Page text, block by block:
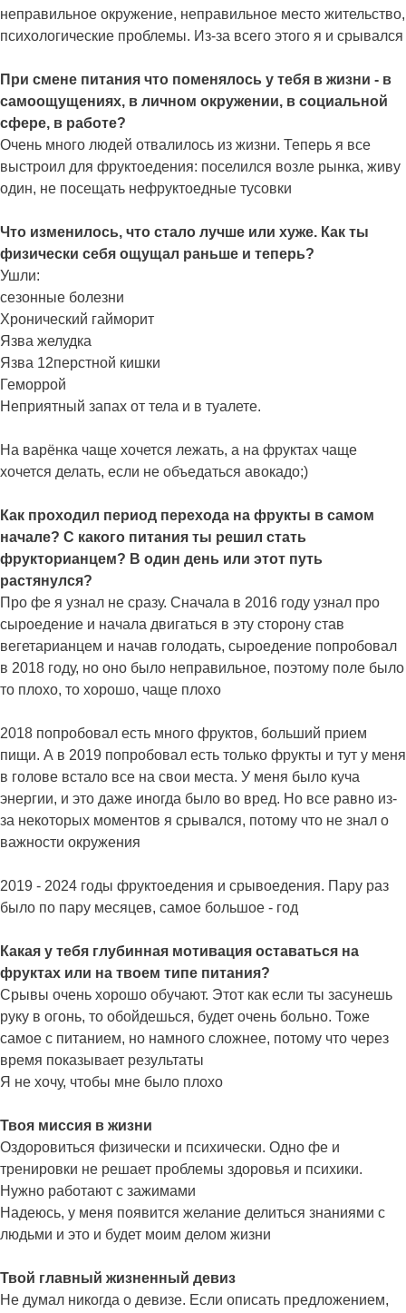
неправильное окружение, неправильное место жительство,
психологические проблемы. Из-за всего этого я и срывался
При смене питания что поменялось у тебя в жизни - в
самоощущениях, в личном окружении, в социальной
сфере, в работе?
Очень много людей отвалилось из жизни. Теперь я все
выстроил для фруктоедения: поселился возле рынка, живу
один, не посещать нефруктоедные тусовки
Что изменилось, что стало лучше или хуже. Как ты
физически себя ощущал раньше и теперь?
Ушли:
сезонные болезни
Хронический гайморит
Язва желудка
Язва 12перстной кишки
Геморрой
Неприятный запах от тела и в туалете.
На варёнка чаще хочется лежать, а на фруктах чаще
хочется делать, если не объедаться авокадо;)
Как проходил период перехода на фрукты в самом
начале? С какого питания ты решил стать
фрукторианцем? В один день или этот путь
растянулся?
Про фе я узнал не сразу. Сначала в 2016 году узнал про
сыроедение и начала двигаться в эту сторону став
вегетарианцем и начав голодать, сыроедение попробовал
в 2018 году, но оно было неправильное, поэтому поле было
то плохо, то хорошо, чаще плохо
2018 попробовал есть много фруктов, больший прием
пищи. А в 2019 попробовал есть только фрукты и тут у меня
в голове встало все на свои места. У меня было куча
энергии, и это даже иногда было во вред. Но все равно из-
за некоторых моментов я срывался, потому что не знал о
важности окружения
2019 - 2024 годы фруктоедения и срывоедения. Пару раз
было по пару месяцев, самое большое - год
Какая у тебя глубинная мотивация оставаться на
фруктах или на твоем типе питания?
Срывы очень хорошо обучают. Этот как если ты засунешь
руку в огонь, то обойдешься, будет очень больно. Тоже
самое с питанием, но намного сложнее, потому что через
время показывает результаты
Я не хочу, чтобы мне было плохо
Твоя миссия в жизни
Оздоровиться физически и психически. Одно фе и
тренировки не решает проблемы здоровья и психики.
Нужно работают с зажимами
Надеюсь, у меня появится желание делиться знаниями с
людьми и это и будет моим делом жизни
Твой главный жизненный девиз
Не думал никогда о девизе. Если описать предложением,